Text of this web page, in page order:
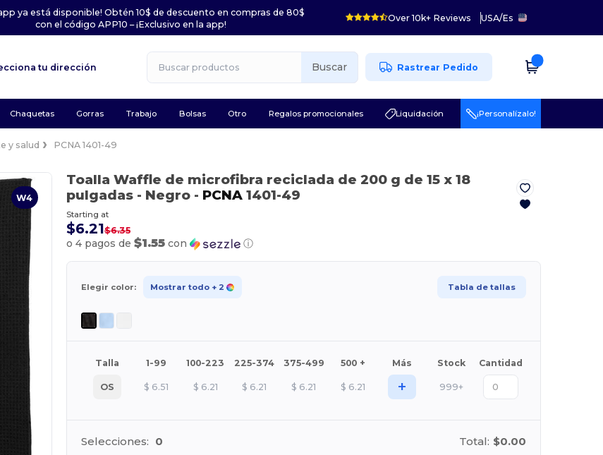
ya está disponible! Obtén 10$ de descuento en compras de 80$
con el código APP10 – ¡Exclusivo en la app!
Over 10k+ Reviews USA/Es
tu dirección Buscar Rastrear Pedido
Chaquetas Gorras Trabajo Bolsas Otro Regalos promocionales Liquidación ¡Personalízalo!
y salud PCNA 1401-49
W4
Toalla Waffle de microfibra reciclada de 200 g de 15 x 18
pulgadas - Negro- PCNA1401-49
Starting at
$6.21$6.35
o 4 pagos de $1.55con ⓘ
Elegir color: Mostrar todo + 2 Tabla de tallas
Talla 1-99 100-223 225-374 375-499 500 + Más Stock Cantidad
OS $ 6.51 $ 6.21 $ 6.21 $ 6.21 $ 6.21 + 999+
Selecciones: 0 Total: $0.00